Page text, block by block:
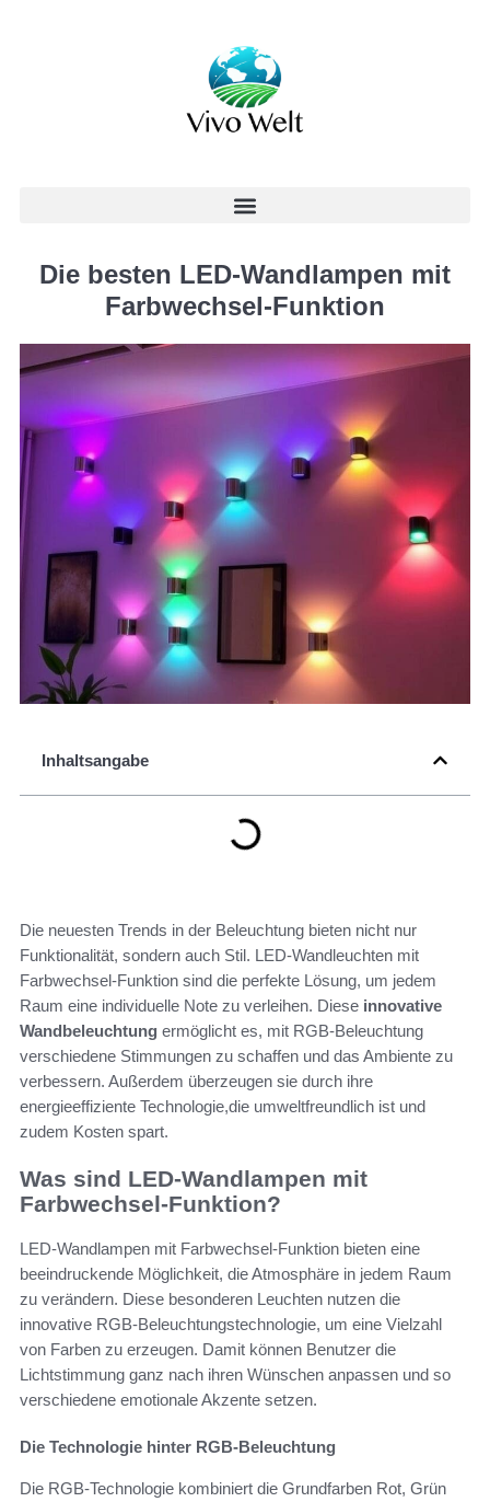
Die besten LED-Wandlampen mit
Farbwechsel-Funktion
Inhaltsangabe
Die neuesten Trends in der Beleuchtung bieten nicht nur
Funktionalität, sondern auch Stil. LED-Wandleuchten mit
Farbwechsel-Funktion sind die perfekte Lösung, um jedem
Raum eine individuelle Note zu verleihen. Diese innovative
Wandbeleuchtung ermöglicht es, mit RGB-Beleuchtung
verschiedene Stimmungen zu schaffen und das Ambiente zu
verbessern. Außerdem überzeugen sie durch ihre
energieeffiziente Technologie,die umweltfreundlich ist und
zudem Kosten spart.
Was sind LED-Wandlampen mit
Farbwechsel-Funktion?
LED-Wandlampen mit Farbwechsel-Funktion bieten eine
beeindruckende Möglichkeit, die Atmosphäre in jedem Raum
zu verändern. Diese besonderen Leuchten nutzen die
innovative RGB-Beleuchtungstechnologie, um eine Vielzahl
von Farben zu erzeugen. Damit können Benutzer die
Lichtstimmung ganz nach ihren Wünschen anpassen und so
verschiedene emotionale Akzente setzen.
Die Technologie hinter RGB-Beleuchtung
Die RGB-Technologie kombiniert die Grundfarben Rot, Grün